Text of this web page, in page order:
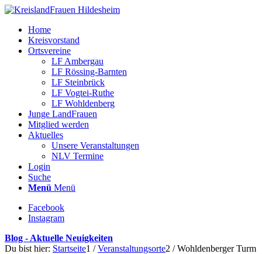
Home
Kreisvorstand
Ortsvereine
LF Ambergau
LF Rössing-Barnten
LF Steinbrück
LF Vogtei-Ruthe
LF Wohldenberg
Junge LandFrauen
Mitglied werden
Aktuelles
Unsere Veranstaltungen
NLV Termine
Login
Suche
Menü Menü
Facebook
Instagram
Blog - Aktuelle Neuigkeiten
Du bist hier: Startseite1 / Veranstaltungsorte2 / Wohldenberger Turm